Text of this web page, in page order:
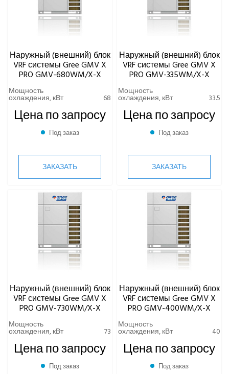
Наружный (внешний) блок
VRF системы Gree GMV X
PRO GMV-680WM/X-X
Мощность
охлаждения, кВт 68
Цена по запросу
Под заказ
ЗАКАЗАТЬ
Наружный (внешний) блок
VRF системы Gree GMV X
PRO GMV-335WM/X-X
Мощность
охлаждения, кВт 33.5
Цена по запросу
Под заказ
ЗАКАЗАТЬ
Наружный (внешний) блок
VRF системы Gree GMV X
PRO GMV-730WM/X-X
Мощность
охлаждения, кВт 73
Цена по запросу
Под заказ
Наружный (внешний) блок
VRF системы Gree GMV X
PRO GMV-400WM/X-X
Мощность
охлаждения, кВт 40
Цена по запросу
Под заказ